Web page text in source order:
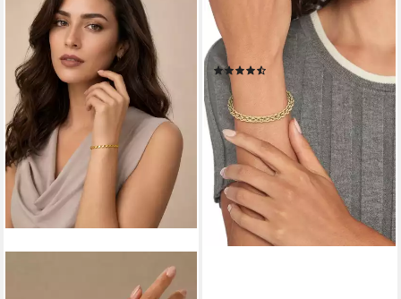
Goldarmband Luna 14-
Armband Schmuck Edelstahl
Armschmuck Ankerkette
INTERTWINE CIRCLES
(11)
75,37 €
lieferbar - in 1-2 Werktagen bei dir